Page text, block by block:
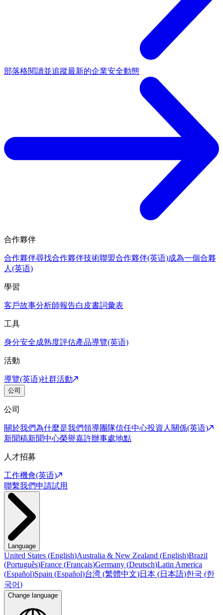
部落格閱讀並追蹤最新的企業安全動態
合作夥伴
合作夥伴尋找合作夥伴技術聯盟合作夥伴(英语)成為一個合夥
人(英语)
學習
客戶故事分析師報告白皮書詞彙表
工具
身分安全成熟度評估產品導覽(英语)
活動
導覽(英语)社群活動
公司
公司
關於我們為什麼是我們領導團隊信任中心投資人關係(英语)
新聞稿新聞中心榮譽嘉許辦事處地點
人才招募
工作機會(英语)
聯繫我們申請試用
Language
United States (English)Australia & New Zealand (English)Brazil
(Português)France (Français)Germany (Deutsch)Latin America
(Español)Spain (Español)台湾 (繁體中文)日本 (日本語)한국 (한
국어)
Change language